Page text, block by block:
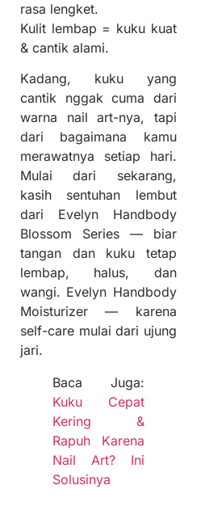
rasa lengket.
Kulit lembap = kuku kuat
& cantik alami.
Kadang, kuku yang
cantik nggak cuma dari
warna nail art-nya, tapi
dari bagaimana kamu
merawatnya setiap hari.
Mulai dari sekarang,
kasih sentuhan lembut
dari Evelyn Handbody
Blossom Series — biar
tangan dan kuku tetap
lembap, halus, dan
wangi. Evelyn Handbody
Moisturizer — karena
self-care mulai dari ujung
jari.
Baca Juga:
Kuku Cepat
Kering &
Rapuh Karena
Nail Art? Ini
Solusinya